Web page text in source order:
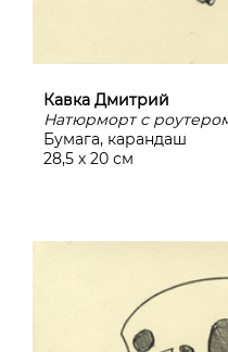
Кавка Дмитрий
Натюрморт с
Бумага, карандаш
28,5 х 20 см